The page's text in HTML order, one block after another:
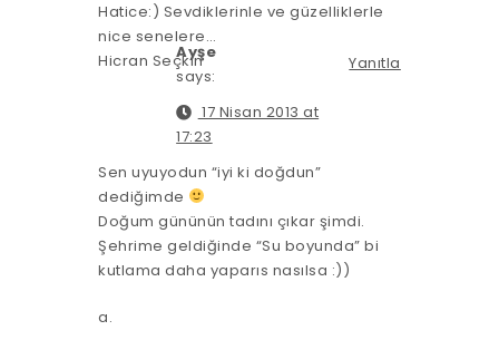
Hatice:) Sevdiklerinle ve güzelliklerle
nice senelere…
Hicran Seçkin
Yanıtla
Ayşe
says:
17 Nisan 2013 at
17:23
Sen uyuyodun “iyi ki doğdun”
dediğimde
Doğum gününün tadını çıkar şimdi.
Şehrime geldiğinde “Su boyunda” bi
kutlama daha yaparıs nasılsa :))
a.